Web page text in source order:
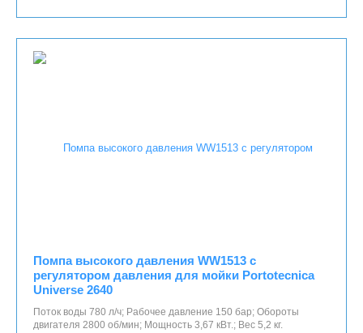
Помпа высокого давления WW1513 с
регулятором давления для мойки Portotecnica
Universe 2640
Поток воды 780 л/ч; Рабочее давление 150 бар; Обороты
двигателя 2800 об/мин; Мощность 3,67 кВт.; Вес 5,2 кг.